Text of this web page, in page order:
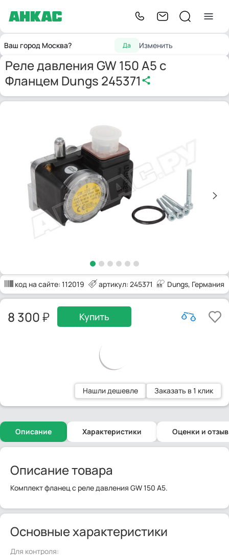
Ваш город Москва? Да Изменить
Главнаягорелок
Фланцем Dungs 245371
Реле давления GW 150 A5 с
Фланцем Dungs 245371
код на сайте: 112019 артикул: 245371 Dungs, Германия
8 300 Купить
Нашли дешевле Заказать в 1 клик
Описание Характеристики Оценки и
Описание товара
Комплект фланец с реле давления GW 150 A5.
Основные характеристики
Для контроля: